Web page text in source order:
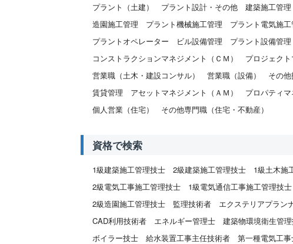
プラント（土建）
プラント設計・その他 建築施工管理
造園施工管理
プラント機械施工管理 プラント電気施工
プラントオペレーター
ビル設備管理 プラント設備管理
コンストラクションマネジメント（ＣＭ）
プロジェクト
営業職（土木・建設コンサル）
営業職（設備） その
賃貸管理
アセットマネジメント（ＡＭ） プロパティ
個人営業（住宅）
その他専門職（住宅・不動産）
資格で検索
1級建築施工管理技士 2級建築施工管理技士 1級土木施
2級電気工事施工管理技士
1級電気通信工事施工管理技士
2級造園施工管理技士
監理技術者 エクステリアプラン
CAD利用技術者
エネルギー管理士 建築物環境衛生管
ボイラー技士
給水装置工事主任技術者 第一種電気工